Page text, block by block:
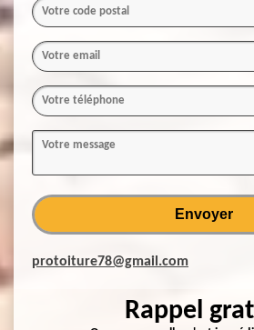
protoiture78@gmail.com
Rappel